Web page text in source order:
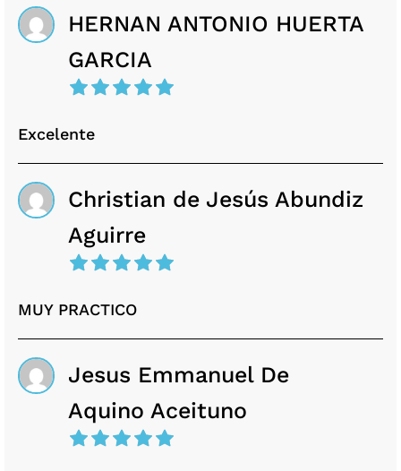
HERNAN ANTONIO HUERTA
GARCIA
Excelente
Christian de Jesús Abundiz
Aguirre
MUY PRACTICO
Jesus Emmanuel De
Aquino Aceituno